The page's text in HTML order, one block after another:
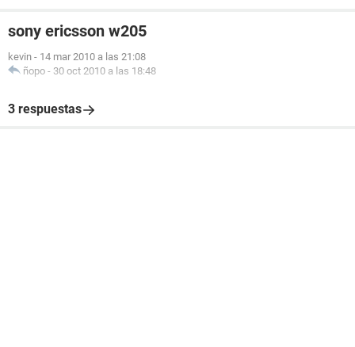
sony ericsson w205
kevin - 14 mar 2010 a las 21:08
ñopo - 30 oct 2010 a las 18:48
3 respuestas